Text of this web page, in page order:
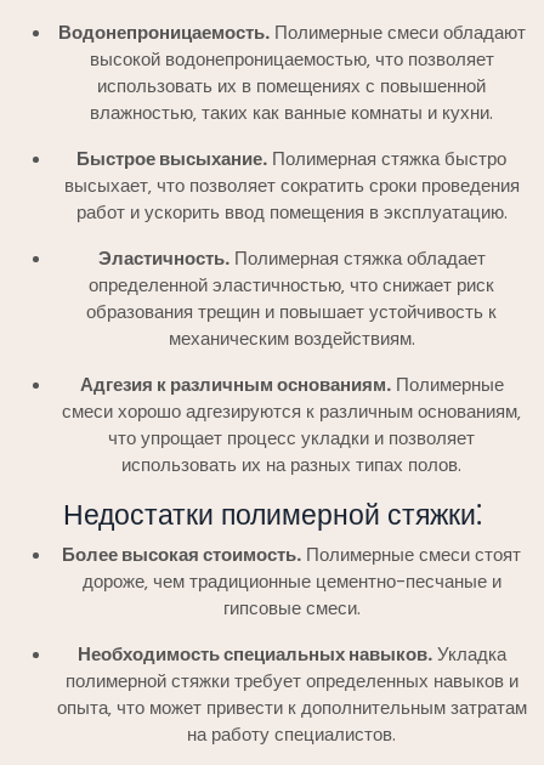
Водонепроницаемость.Полимерные смеси обладают
высокой водонепроницаемостью‚ что позволяет
использовать их в помещениях с повышенной
влажностью‚ таких как ванные комнаты и кухни.
Быстрое высыхание. Полимерная стяжка быстро
высыхает‚ что позволяет сократить сроки проведения
работ и ускорить ввод помещения в эксплуатацию.
Эластичность.Полимерная стяжка обладает
определенной эластичностью‚ что снижает риск
образования трещин и повышает устойчивость к
механическим воздействиям.
Адгезия к различным основаниям.Полимерные
смеси хорошо адгезируются к различным основаниям‚
что упрощает процесс укладки и позволяет
использовать их на разных типах полов.
Недостатки полимерной стяжки⁚
Более высокая стоимость. Полимерные смеси стоят
дороже‚ чем традиционные цементно-песчаные и
гипсовые смеси.
Необходимость специальных навыков.Укладка
полимерной стяжки требует определенных навыков и
опыта‚ что может привести к дополнительным затратам
на работу специалистов.